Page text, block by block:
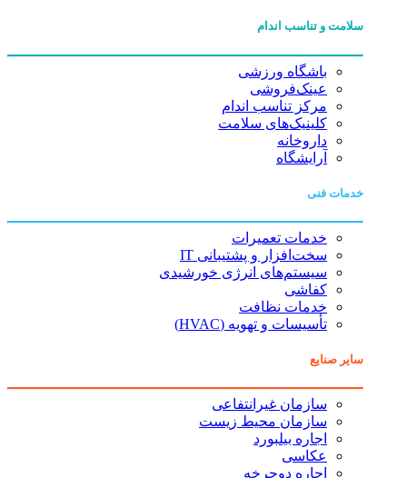
سلامت و تناسب اندام
باشگاه ورزشی
عینک‌فروشی
مرکز تناسب اندام
کلینیک‌های سلامت
داروخانه
آرایشگاه
خدمات فنی
خدمات تعمیرات
سخت‌افزار و پشتیبانی IT
سیستم‌های انرژی خورشیدی
کفاشی
خدمات نظافت
تأسیسات و تهویه (HVAC)
سایر صنایع
سازمان غیرانتفاعی
سازمان محیط زیست
اجاره بیلبورد
عکاسی
اجاره دوچرخه